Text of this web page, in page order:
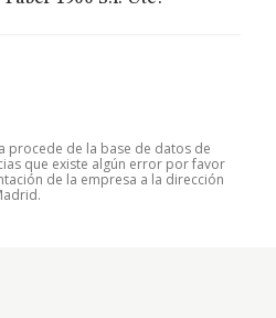
procede de la base de datos de
que existe algún error por favor
de la empresa a la dirección